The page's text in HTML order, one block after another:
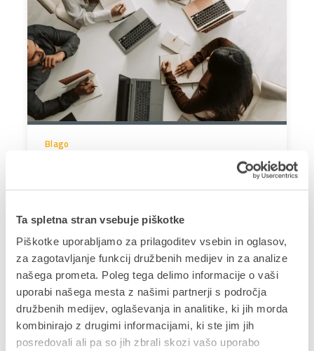
Ta spletna stran vsebuje piškotke
Piškotke uporabljamo za prilagoditev vsebin in oglasov,
za zagotavljanje funkcij družbenih medijev in za analize
našega prometa. Poleg tega delimo informacije o vaši
uporabi našega mesta z našimi partnerji s področja
družbenih medijev, oglaševanja in analitike, ki jih morda
kombinirajo z drugimi informacijami, ki ste jim jih
posredovali ali pa so jih zbrali skozi vašo uporabo
Blago
Prodaja – Odobritev spremembe cene
vodje prodaje.